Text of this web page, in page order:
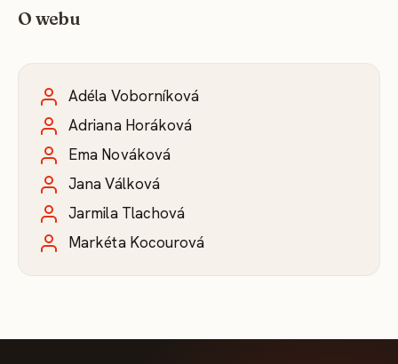
O webu
Adéla Voborníková
Adriana Horáková
Ema Nováková
Jana Válková
Jarmila Tlachová
Markéta Kocourová